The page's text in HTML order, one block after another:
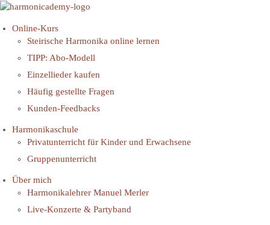
Zum
springen
Online-Kurs
Steirische Harmonika online lernen
TIPP: Abo-Modell
Einzellieder kaufen
Häufig gestellte Fragen
Kunden-Feedbacks
Harmonikaschule
Privatunterricht für Kinder und Erwachsene
Gruppenunterricht
Über mich
Harmonikalehrer Manuel Merler
Live-Konzerte & Partyband